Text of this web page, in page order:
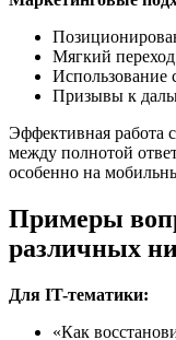
Мягкий
Использование
Призывы к
Эффективная работа
между полнотой
особенно на
Примеры
различных
Для IT-тематики:
«Как